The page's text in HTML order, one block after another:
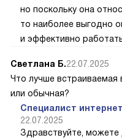
но поскольку она
то наиболее выгодно
и эффективно
Светлана Б.22.07.2025
Что лучше
или обычная?
Специалист
22.07.2025
Здравствуйте,